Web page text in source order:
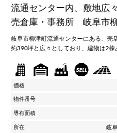
流通センター内、敷地広
売倉庫・事務所 岐阜市
岐阜市柳津町流通センターにある、売
約390坪と広々としており、建物は2
岐